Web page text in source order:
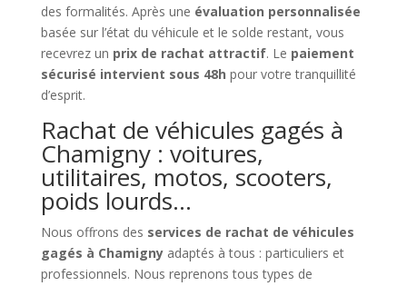
des formalités. Après une évaluation personnalisée
basée sur l’état du véhicule et le solde restant, vous
recevrez un prix de rachat attractif. Le paiement
sécurisé intervient sous 48h pour votre tranquillité
d’esprit.
Rachat de véhicules gagés à
Chamigny : voitures,
utilitaires, motos, scooters,
poids lourds…
Nous offrons des services de rachat de véhicules
gagés à Chamignyadaptés à tous : particuliers et
professionnels. Nous reprenons tous types de